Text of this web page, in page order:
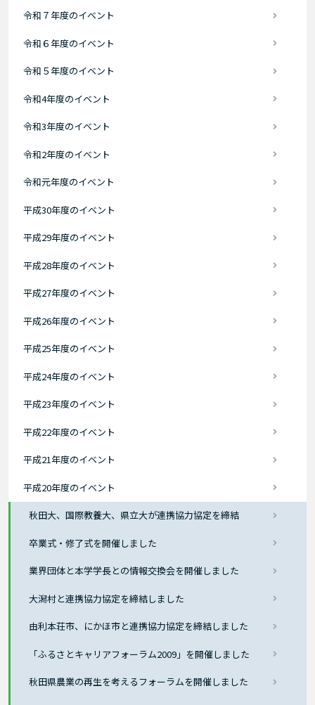
令和７年度のイベント
令和６年度のイベント
令和５年度のイベント
令和4年度のイベント
令和3年度のイベント
令和2年度のイベント
令和元年度のイベント
平成30年度のイベント
平成29年度のイベント
平成28年度のイベント
平成27年度のイベント
平成26年度のイベント
平成25年度のイベント
平成24年度のイベント
平成23年度のイベント
平成22年度のイベント
平成21年度のイベント
平成20年度のイベント
秋田大、国際教養大、県立大が連携協力協定を締結
卒業式・修了式を開催しました
業界団体と本学学長との情報交換会を開催しました
大潟村と連携協力協定を締結しました
由利本荘市、にかほ市と連携協力協定を締結しました
「ふるさとキャリアフォーラム2009」を開催しました
秋田県農業の再生を考えるフォーラムを開催しました